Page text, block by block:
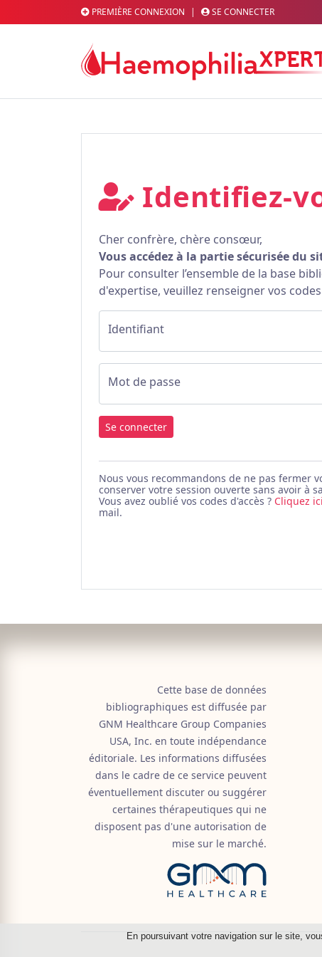
PREMIÈRE CONNEXION | SE CONNECTER
Identifiez-
Cher confrère, chère consœur,
Vous accédez à la partie sécurisée du
Pour consulter l’ensemble de la base
d'expertise, veuillez renseigner vos
Identifiant
Mot de passe
Se connecter
Nous vous recommandons de ne pas fermer
conserver votre session ouverte sans avoir à
Vous avez oublié vos codes d'accès ? Cliquez ici
mail.
Cette base de données
bibliographiques est diffusée par
GNM Healthcare Group Companies
USA, Inc. en toute indépendance
éditoriale. Les informations diffusées
dans le cadre de ce service peuvent
éventuellement discuter ou suggérer
certaines thérapeutiques qui ne
disposent pas d'une autorisation de
mise sur le marché.
En poursuivant votre navigation sur le site,